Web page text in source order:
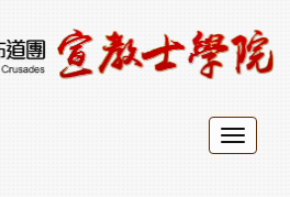
Toggle